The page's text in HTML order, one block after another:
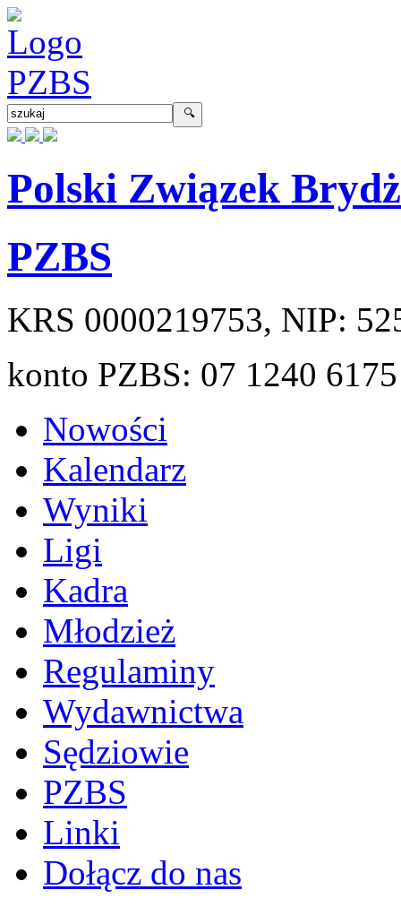
Polski Związek
PZBS
KRS 0000219753, NIP:
konto PZBS: 07 1240
Nowości
Kalendarz
Wyniki
Ligi
Kadra
Młodzież
Regulaminy
Wydawnictwa
Sędziowie
PZBS
Linki
Dołącz do nas